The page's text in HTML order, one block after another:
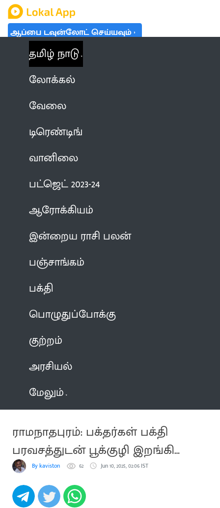
ஆப்பை டவுன்லோட் செய்யவும்
தமிழ் நாடு
லோக்கல்
வேலை
டிரெண்டிங்
வானிலை
பட்ஜெட் 2023-24
ஆரோக்கியம்
இன்றைய ராசி பலன்
பஞ்சாங்கம்
பக்தி
பொழுதுப்போக்கு
குற்றம்
அரசியல்
மேலும்
ராமநாதபுரம்: பக்தர்கள் பக்தி
பரவசத்துடன் பூக்குழி இறங்கி
நேர்த்தி கடன்
By kaviston 62 Jun 10, 2025, 02:06 IST